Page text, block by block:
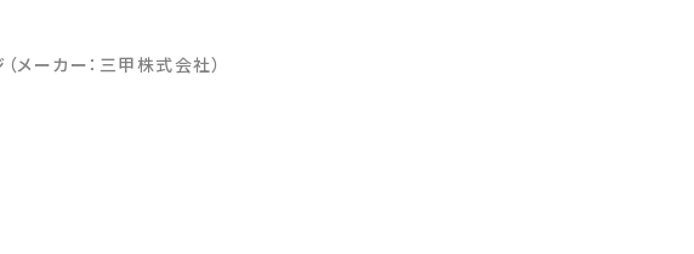
ーカー：三甲株式会社）